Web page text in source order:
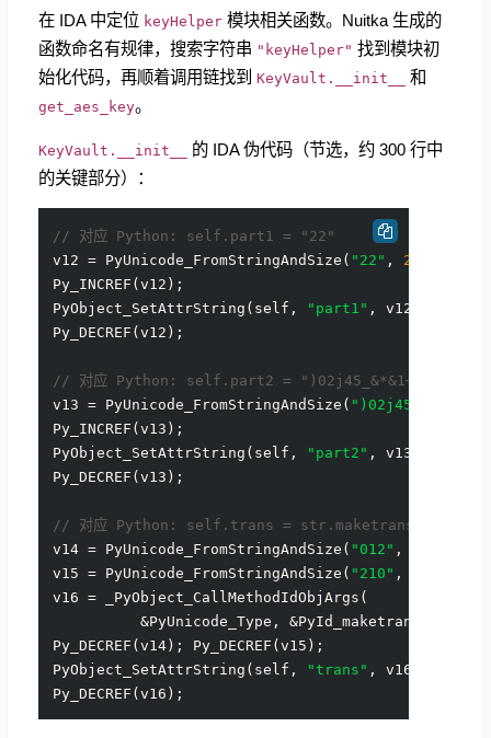
在 IDA 中定位 keyHelper 模块相关函数。Nuitka 生成的
函数命名有规律，搜索字符串 "keyHelper" 找到模块初
始化代码，再顺着调用链找到 KeyVault.__init__ 和
get_aes_key。
KeyVault.__init__
的 IDA 伪代码（节选，约 300 行中
的关键部分）：
// 对应 Python: self.part1 = "22"
v12 = PyUnicode_FromStringAndSize( "22" , 2
Py_INCREF(v12);
PyObject_SetAttrString(self, "part1" , v12);
Py_DECREF(v12);
// 对应 Python: self.part2 = ")02j45_&*&1+"
v13 = PyUnicode_FromStringAndSize( ")02j45_&*&1+"
Py_INCREF(v13);
PyObject_SetAttrString(self, "part2" , v13);
Py_DECREF(v13);
// 对应 Python: self.trans = str.maketrans("012",
v14 = PyUnicode_FromStringAndSize( "012" ,
v15 = PyUnicode_FromStringAndSize( "210" ,
v16 = _PyObject_CallMethodIdObjArgs(
&PyUnicode_Type, &PyId_maketrans, v14,
Py_DECREF(v14); Py_DECREF(v15);
PyObject_SetAttrString(self, "trans" , v16);